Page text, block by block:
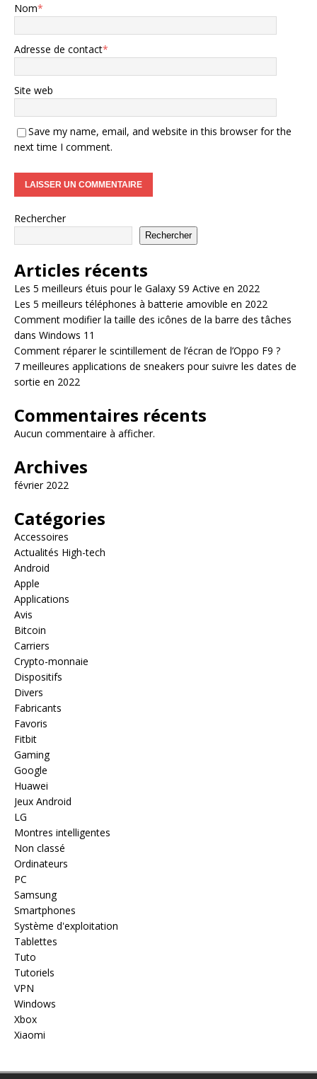
Nom*
Adresse de contact*
Site web
Save my name, email, and website in this browser for the
next time I comment.
Rechercher
Rechercher
Articles récents
Les 5 meilleurs étuis pour le Galaxy S9 Active en 2022
Les 5 meilleurs téléphones à batterie amovible en 2022
Comment modifier la taille des icônes de la barre des tâches
dans Windows 11
Comment réparer le scintillement de l’écran de l’Oppo F9 ?
7 meilleures applications de sneakers pour suivre les dates de
sortie en 2022
Commentaires récents
Aucun commentaire à afficher.
Archives
février 2022
Catégories
Accessoires
Actualités High-tech
Android
Apple
Applications
Avis
Bitcoin
Carriers
Crypto-monnaie
Dispositifs
Divers
Fabricants
Favoris
Fitbit
Gaming
Google
Huawei
Jeux Android
LG
Montres intelligentes
Non classé
Ordinateurs
PC
Samsung
Smartphones
Système d'exploitation
Tablettes
Tuto
Tutoriels
VPN
Windows
Xbox
Xiaomi